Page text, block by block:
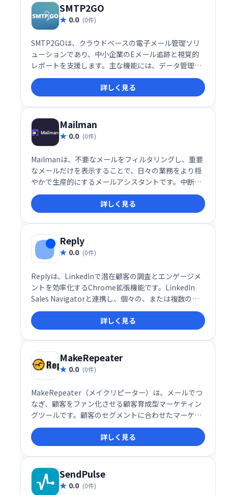
SMTP2GO
0.0 (0件)
SMTP2GOは、クラウドベースの電子メール管理ソリ
ューションであり、中小企業のEメール追跡と視覚的
レポートを支援します。主な機能には、データ管理、
電子メールモニタリング、ブラックリスト、品質テス
ト、記録管理、電子メール認証、APIなどがありま
す。
詳しく見る
Mailman
0.0 (0件)
Mailmanは、不要なメールをフィルタリングし、重要
なメールだけを表示することで、日々の業務をより穏
やかで生産的にするメールアシスタントです。中断を
最小限に抑え、集中力を高め、効率的なメール管理を
実現します。 煩わしいメールに邪魔されることなく、
大切な業務に集中しましょう。
詳しく見る
Reply
0.0 (0件)
Replyは、LinkedInで潜在顧客の調査とエンゲージメ
ントを効率化するChrome拡張機能です。LinkedIn
Sales Navigatorと連携し、個々の、または複数の見
込み客のメールアドレスを迅速かつ簡単に検索・確認
できます。営業活動の効率化に役立つツールです。
詳しく見る
MakeRepeater
0.0 (0件)
MakeRepeater（メイクリピーター）は、メールでつ
なぎ、顧客をファン化させる顧客育成型マーケティン
グツールです。顧客のセグメントに合わせたマーケテ
ィングアプローチが可能です。Makeshopとの連携が
できます。
詳しく見る
SendPulse
0.0 (0件)